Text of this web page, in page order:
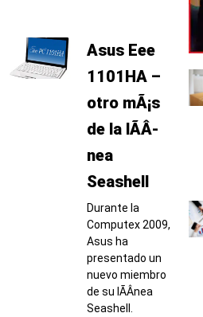
Asus Eee
1101HA –
otro mÃ¡s
de la lÃ­Â­
nea
Seashell
Durante la
Computex 2009,
Asus ha
presentado un
nuevo miembro
de su lÃ­Â­nea
Seashell.